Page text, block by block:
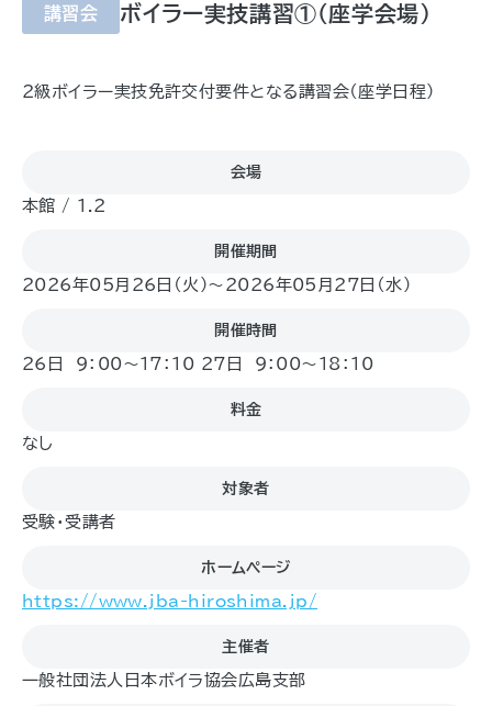
講習会 ボイラー実技講習①（座学会場）
2級ボイラー実技免許交付要件となる講習会（座学日程）
会場
本館 / 1.2
開催期間
2026年05月26日（火)〜2026年05月27日（水)
開催時間
26日 9：00～17：10 27日 9：00～18：10
料金
なし
対象者
受験・受講者
ホームページ
https://www.jba-hiroshima.jp/
主催者
一般社団法人日本ボイラ協会広島支部